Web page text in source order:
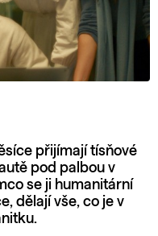
přijímají tísňové
pod palbou v
se ji humanitární
dělají vše, co je v